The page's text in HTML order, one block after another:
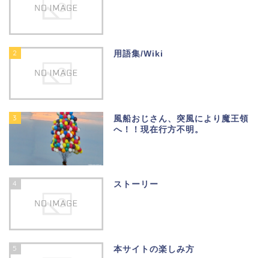
2 用語集/Wiki
3
風船おじさん、突風により魔王領
へ！！現在行方不明。
4 ストーリー
5 本サイトの楽しみ方